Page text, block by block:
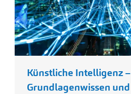
Künstliche Intelligenz –
Grundlagenwissen und